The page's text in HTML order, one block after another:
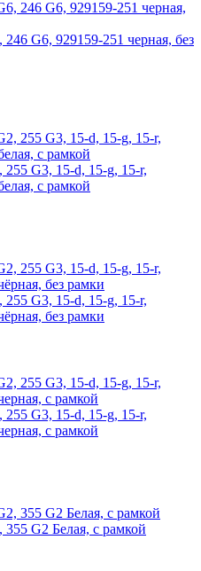
G6, 929159-251 черная, без
G3, 15-d, 15-g, 15-r,
с рамкой
G3, 15-d, 15-g, 15-r,
без рамки
G3, 15-d, 15-g, 15-r,
с рамкой
G2 Белая, с рамкой